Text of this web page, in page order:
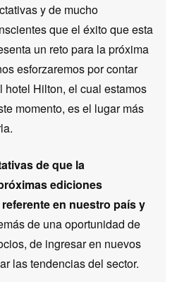
y de mucho
que el éxito que esta
un reto para la próxima
esforzaremos por contar
hotel Hilton, el cual estamos
momento, es el lugar más
de que la
ediciones
en nuestro país y
de una oportunidad de
de ingresar en nuevos
las tendencias del sector.